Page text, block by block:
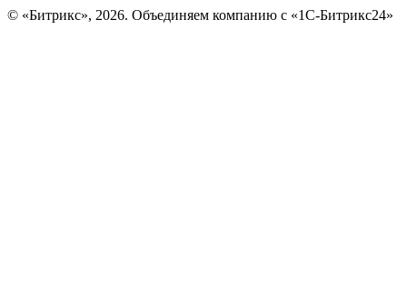
© «Битрикс», 2026. Объединяем компанию с «1С-Битрикс24»